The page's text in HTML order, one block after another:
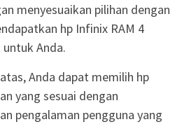
menyesuaikan pilihan dengan
hp Infinix RAM 4
Anda.
Anda dapat memilih hp
yang sesuai dengan
pengalaman pengguna yang